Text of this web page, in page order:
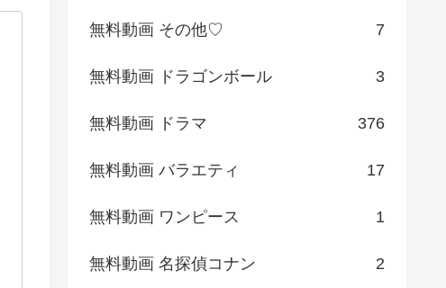
無料動画 その他♡ 7
無料動画 ドラゴンボール 3
無料動画 ドラマ 376
無料動画 バラエティ 17
無料動画 ワンピース 1
無料動画 名探偵コナン 2